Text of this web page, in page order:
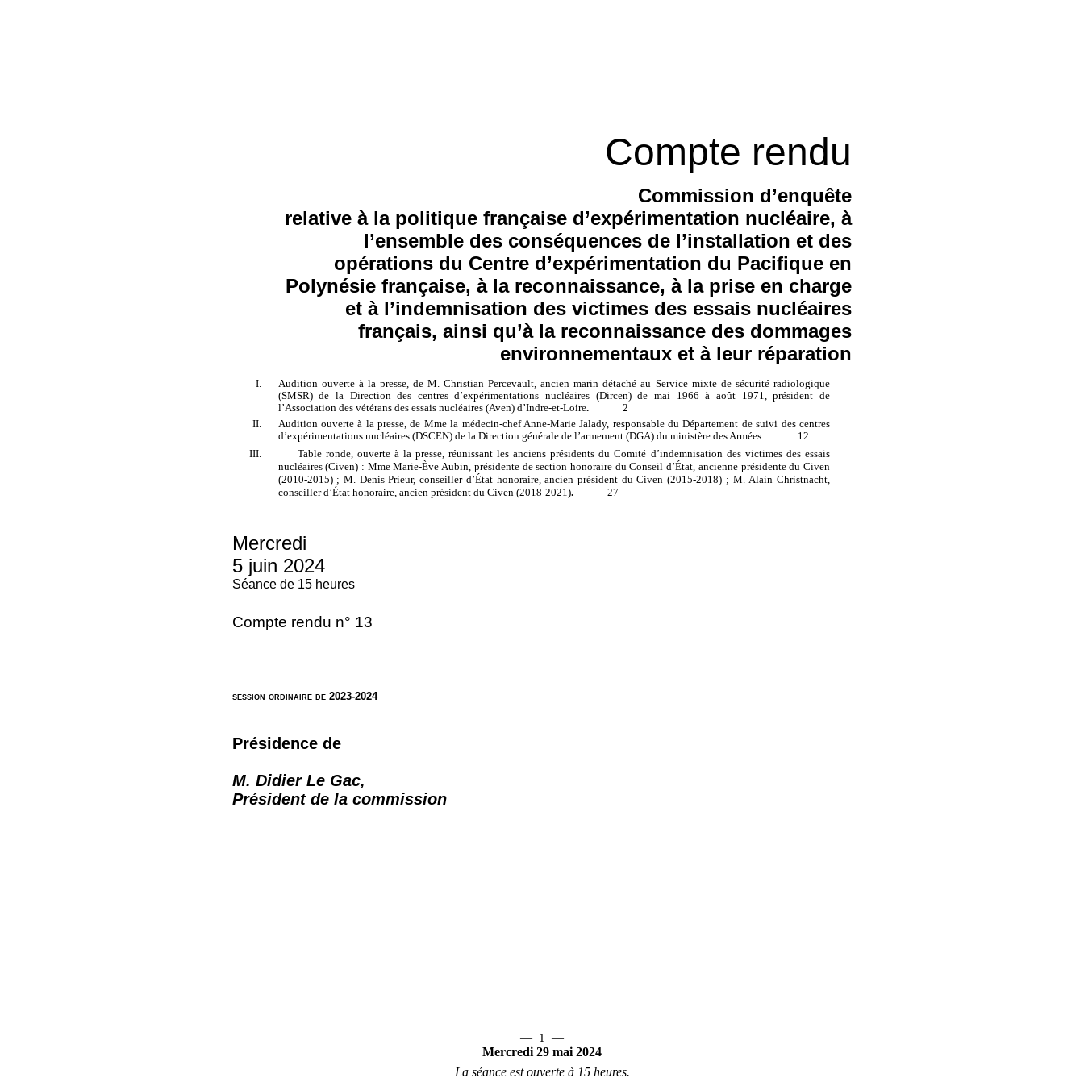
Compte rendu
Commission d’enquête
relative à la politique française d’expérimentation nucléaire, à
l’ensemble des conséquences de l’installation et des
opérations du Centre d’expérimentation du Pacifique en
Polynésie française, à la reconnaissance, à la prise en charge
et à l’indemnisation des victimes des essais nucléaires
français, ainsi qu’à la reconnaissance des dommages
environnementaux et à leur réparation
Audition ouverte à la presse, de M. Christian Percevault, ancien marin détaché au Service mixte de sécurité radiologique
(SMSR) de la Direction des centres d’expérimentations nucléaires (Dircen) de mai
1966 à août
1971, président de
l’Association des vétérans des essais nucléaires (Aven) d’Indre-et-Loire.
2
Audition ouverte à la presse,de Mme la médecin-chef Anne-Marie Jalady, responsable du Département de suivi des centres
d’expérimentations nucléaires (DSCEN) de la Direction générale de l’armement (DGA) du ministère des Armées.
12
Table ronde, ouverte à la presse, réunissant les anciens présidents du Comité d’indemnisation des victimes des essais
nucléaires (Civen) : Mme Marie-Ève Aubin, présidente de section honoraire du Conseil d’État, ancienne présidente du Civen
(2010-2015) ; M. Denis Prieur, conseiller d’État honoraire, ancien président du Civen (2015-2018) ; M.
Alain Christnacht,
conseiller d’État honoraire, ancien président du Civen (2018-2021). 27
Mercredi
5 juin 2024
Séance de 15 heures
Compte rendu n° 13
session ordinaire de 2023-2024
Présidence de
M. Didier Le Gac,
Président de la commission
— 1 —
Mercredi 29 mai 2024
La séance est ouverte à 15 heures.